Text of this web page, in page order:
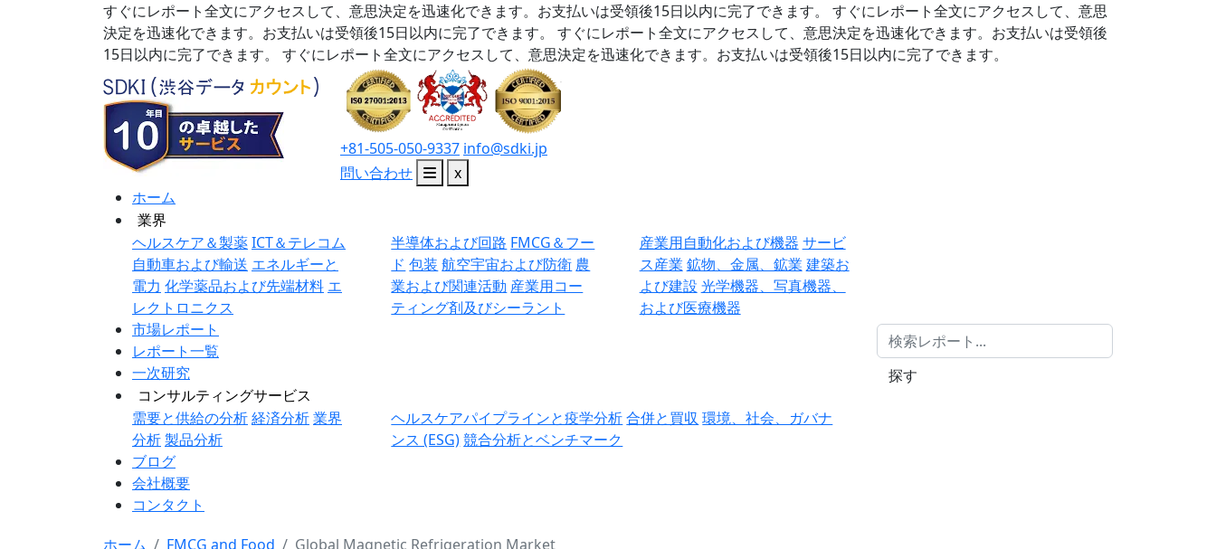
すぐにレポート全文にアクセスして、意思決定を迅速化できます。お支払いは受領後15日以内に完了できます。
すぐにレポート全文にアクセスして、意思
決定を迅速化できます。お支払いは受領後15日以内に完了できます。
すぐにレポート全文にアクセスして、意思決定を迅速化できます。お支払いは受領後
15日以内に完了できます。
すぐにレポート全文にアクセスして、意思決定を迅速化できます。お支払いは受領後15日以内に完了できます。
+81-505-050-9337 info@sdki.jp
問い合わせ
x
ホーム
業界
ヘルスケア＆製薬ICT＆テレコム
自動車および輸送 エネルギーと
電力 化学薬品および先端材料 エ
レクトロニクス
半導体および回路 FMCG＆フー
ド 包装 航空宇宙および防衛 農
業および関連活動 産業用コー
ティング剤及びシーラント
産業用自動化および機器 サービ
ス産業 鉱物、金属、鉱業 建築お
よび建設 光学機器、写真機器、
および医療機器
市場レポート
レポート一覧
一次研究
コンサルティングサービス
需要と供給の分析経済分析業界
分析製品分析
ヘルスケアパイプラインと疫学分析合併と買収 環境、社会、ガバナ
ンス (ESG)競合分析とベンチマーク
ブログ
会社概要
コンタクト
探す
ホーム FMCG and Food Global Magnetic Refrigeration Market